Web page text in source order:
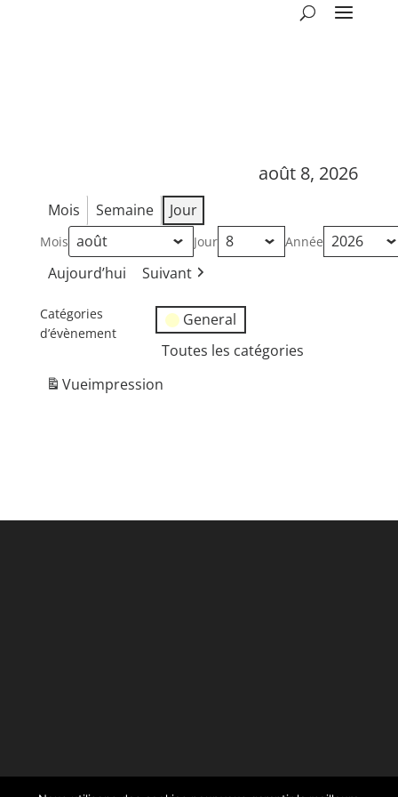
août 8, 2026
Mois Semaine Jour
Mois Jour Année
Aujourd’hui Suivant
Catégories
d’évènement
General
Toutes les catégories
Vueimpression